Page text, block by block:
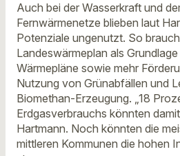
Auch bei der Wasserkraft und
Fernwärmenetze blieben laut
Potenziale ungenutzt. So
Landeswärmeplan als
Wärmepläne sowie mehr
Nutzung von Grünabfällen und
Biomethan-Erzeugung. „18
Erdgasverbrauchs könnten
Hartmann. Noch könnten die
mittleren Kommunen die hohen